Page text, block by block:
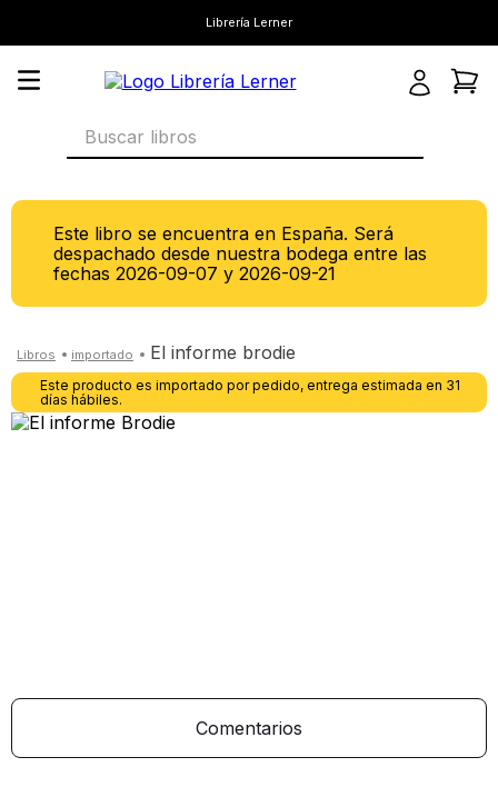
Librería Lerner
Buscar libros
Este libro se encuentra en España. Será
despachado desde nuestra bodega entre las
fechas2026-09-07 y2026-09-21
el informe brodie
Este producto es importado por pedido, entrega estimada en 31
días hábiles.
Comentarios